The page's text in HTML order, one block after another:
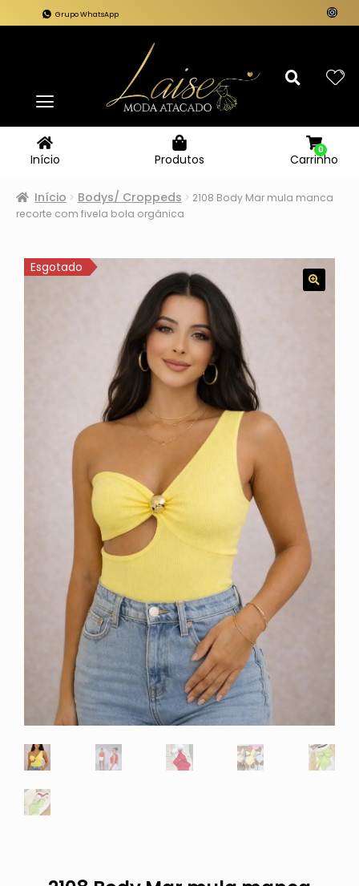
Grupo WhatsApp
Início Produtos Carrinho
0
Início Bodys/ Croppeds
2108 Body Mar mula manca
recorte com fivela bola orgânica
Esgotado